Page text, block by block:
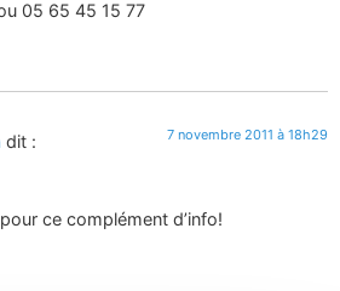
05 65 45 15 77
dit : 7 novembre 2011 à 18h29
ce complément d’info!